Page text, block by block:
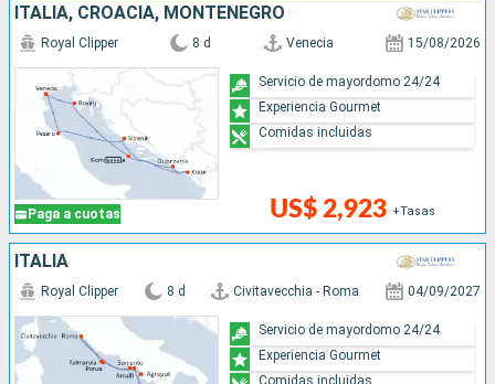
ITALIA, CROACIA, MONTENEGRO
Paga a cuotas
Royal Clipper 8 d Venecia 15/08/2026
US$ 2,923 +Tasas
Servicio de mayordomo 24/24
Experiencia Gourmet
Comidas incluidas
ITALIA
Royal Clipper 8 d Civitavecchia - Roma 04/09/2027
Servicio de mayordomo 24/24
Experiencia Gourmet